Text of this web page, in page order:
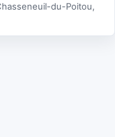
du-Poitou,